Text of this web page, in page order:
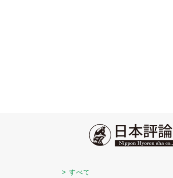
> すべて